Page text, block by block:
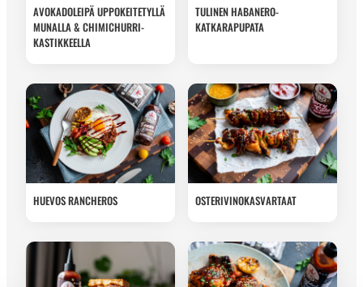
AVOKADOLEIPÄ UPPOKEITETYLLÄ
MUNALLA & CHIMICHURRI-
KASTIKKEELLA
TULINEN HABANERO-
KATKARAPUPATA
HUEVOS RANCHEROS OSTERIVINOKASVARTAAT